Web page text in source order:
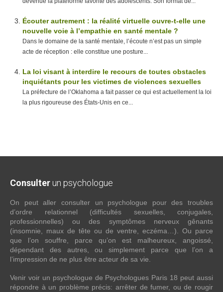
Écouter autrement : la réalité virtuelle ouvre-t-elle une
nouvelle voie à l’empathie en santé mentale ?
Dans le domaine de la santé mentale, l’écoute n’est pas un simple
acte de réception : elle constitue une posture...
La loi visant à interdire le recours de toutes obstacles
inquiétants pour les victimes de violences sexuelles
La préfecture de l’Oklahoma a fait passer ce qui est actuellement la loi
la plus rigoureuse des États-Unis en ce...
Consulter un psychologue
On peut aller consulter un psychologue pour des troubles
d’ordre relationnel (difficultés sexuelles, conjugales,
professionnelles) ou des symptômes nerveux gênants
(insomnie, maux de tête ou de ventre, eczéma…). Ou parce
que l’on souffre, parce qu’on est malheureux, angoissé,
dépendant des autres, ou simplement parce que l’on a
l’impression de ne plus être acteur de sa vie.
Venir voir un psychologue de Psychologues Paris 18 peut aussi
répondre à un problème précis: arrêter de fumer, ou de rougir